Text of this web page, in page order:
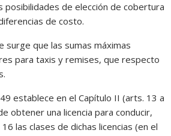
posibilidades de elección de cobertura
de costo.
surge que las sumas máximas
para taxis y remises, que respecto
establece en el Capítulo II (arts. 13 a
obtener una licencia para conducir,
las clases de dichas licencias (en el